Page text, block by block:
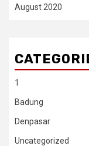
August 2020
1
Badung
Denpasar
Uncategorized